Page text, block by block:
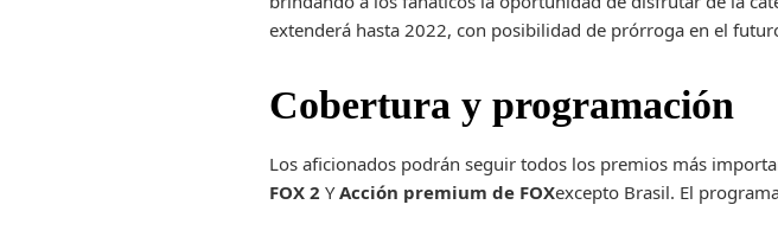
extenderá hasta 2022, con posibilidad de prórroga en el
Cobertura y programación
Los aficionados podrán seguir todos los premios más
FOX 2 YAcción premium de FOXexcepto Brasil. El